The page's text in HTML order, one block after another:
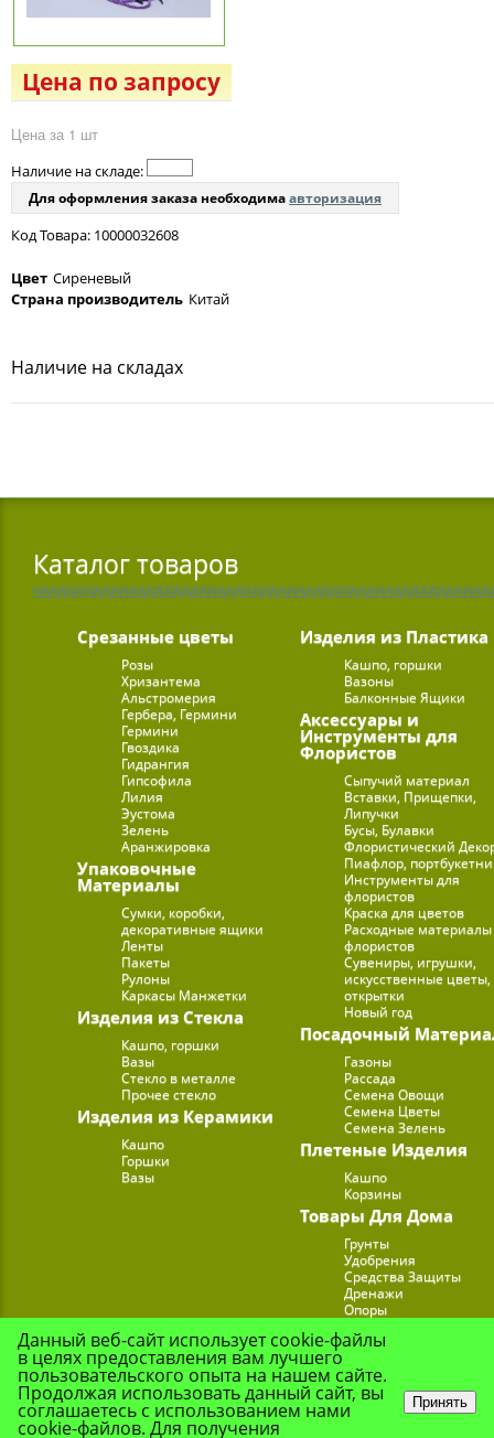
Цена по запросу
Цена за 1 шт
Наличие на складе:
Для оформления заказа необходимаавторизация
Код Товара: 10000032608
Цвет Сиреневый
Страна производитель Китай
Наличие на складах
Каталог товаров
Срезанные цветы
Розы
Хризантема
Альстромерия
Гербера, Гермини
Гермини
Гвоздика
Гидрангия
Гипсофила
Лилия
Эустома
Зелень
Аранжировка
Упаковочные
Материалы
Сумки, коробки,
декоративные ящики
Ленты
Пакеты
Рулоны
Каркасы Манжетки
Изделия из Стекла
Кашпо, горшки
Вазы
Стекло в металле
Прочее стекло
Изделия из Керамики
Кашпо
Горшки
Вазы
Изделия из Пластика
Кашпо, горшки
Вазоны
Балконные Ящики
Аксессуары и
Инструменты для
Флористов
Сыпучий материал
Вставки, Прищепки,
Липучки
Бусы, Булавки
Флористический
Пиафлор,
Инструменты для
флористов
Краска для цветов
Расходные
флористов
Сувениры, игрушки,
искусственные цветы,
открытки
Новый год
Посадочный
Газоны
Рассада
Семена Овощи
Семена Цветы
Семена Зелень
Плетеные Изделия
Кашпо
Корзины
Товары Для Дома
Грунты
Удобрения
Средства Защиты
Дренажи
Опоры
Подставки для Цветов
Данный веб-сайт использует cookie-файлы
в целях предоставления вам лучшего
пользовательского опыта на нашем сайте.
Продолжая использовать данный сайт, вы
соглашаетесь с использованием нами
cookie-файлов. Для получения
Принять